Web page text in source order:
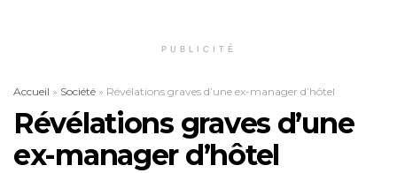
PUBLICITÉ
Accueil » Société » Révélations graves d’une ex-manager d’hôtel
Révélations graves d’une
ex-manager d’hôtel